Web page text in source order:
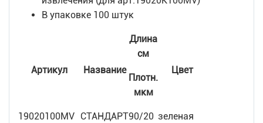
В упаковке 100 штук
Артикул Название
Длина
см
Плотн.
мкм
Цвет
19020100MV СТАНДАРТ90/20 зеленая